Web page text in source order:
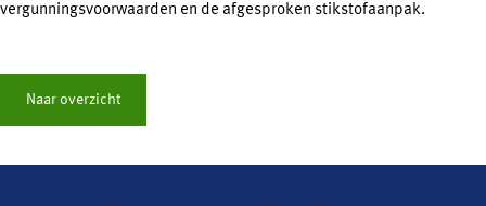
vergunningsvoorwaarden en de afgesproken stikstofaanpak.
Naar overzicht